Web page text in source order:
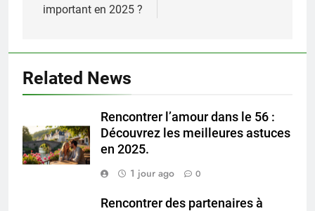
important en 2025 ?
Related News
Rencontrer l’amour dans le 56 :
Découvrez les meilleures astuces
en 2025.
1 jour ago
0
Rencontrer des partenaires à